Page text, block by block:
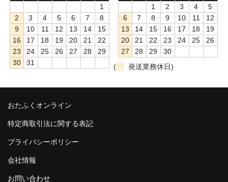
1
2
3 4 5 6 7
8
9
10 11 12 13 14
15
16
17 18 19 20 21
22
23
24 25 26 27 28
29
30
31
1
2 3 4
5
6
7 8 9 10 11
12
13
14 15 16 17 18
19
20
21 22 23 24 25
26
27
28 29
30
(
発送業務休日)
おたふくオンライン
特定商取引法に関する表記
プライバシーポリシー
会社情報
お問い合わせ